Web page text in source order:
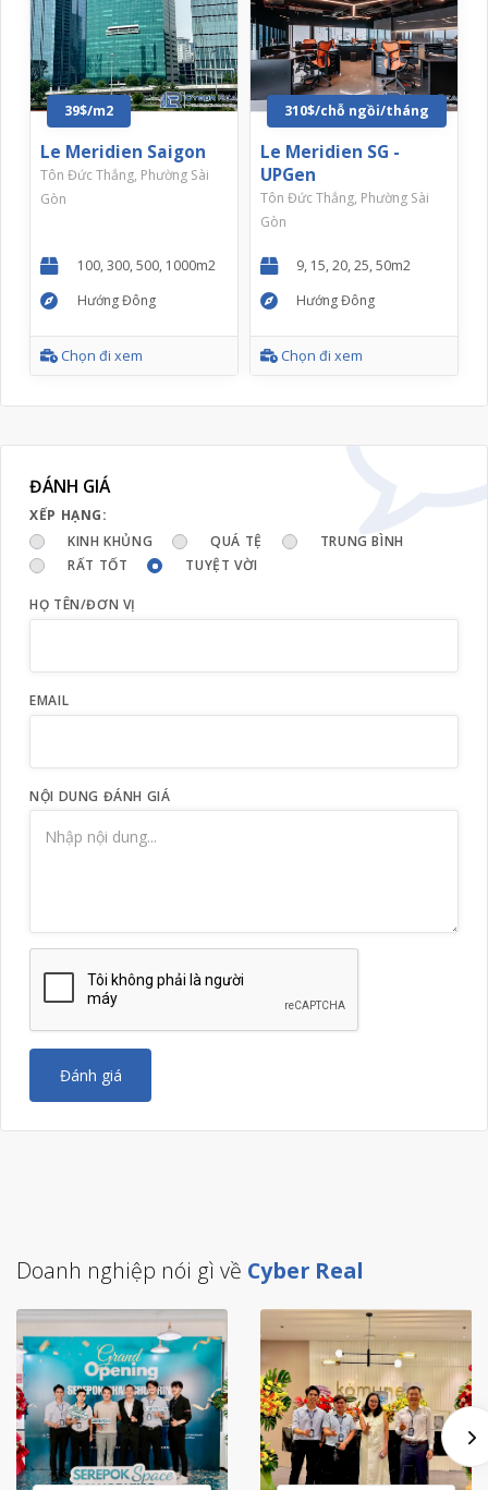
39$/m2
Le Meridien Saigon
Tôn Đức Thắng, Phường Sài
Gòn
100, 300, 500, 1000m2
Hướng Đông
Chọn đi xem
310$/chỗ ngồi/tháng
Le Meridien SG -
UPGen
Tôn Đức Thắng, Phường Sài
Gòn
9, 15, 20, 25, 50m2
Hướng Đông
Chọn đi xem
ĐÁNH GIÁ
XẾP HẠNG:
KINH KHỦNG
QUÁ TỆ
TRUNG BÌNH
RẤT TỐT
TUYỆT VỜI
HỌ TÊN/ĐƠN VỊ
EMAIL
NỘI DUNG ĐÁNH GIÁ
Đánh giá
Doanh nghiệp nói gì về Cyber Real